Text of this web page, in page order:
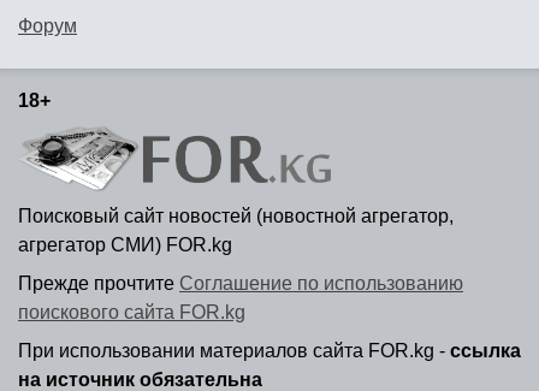
Форум
18+
Поисковый сайт новостей (новостной агрегатор,
агрегатор СМИ) FOR.kg
Прежде прочтите Соглашение по использованию
поискового сайта FOR.kg
При использовании материалов сайта FOR.kg - ссылка
на источник обязательна